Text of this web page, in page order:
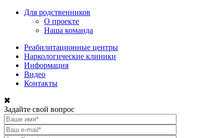
Для родственников
О проекте
Наша команда
Реабилитационные центры
Наркологические клиники
Информация
Видео
Контакты
Задайте свой вопрос